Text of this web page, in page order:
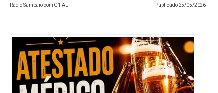
Rádio Sampaio com G1 AL Publicado25/05/2026